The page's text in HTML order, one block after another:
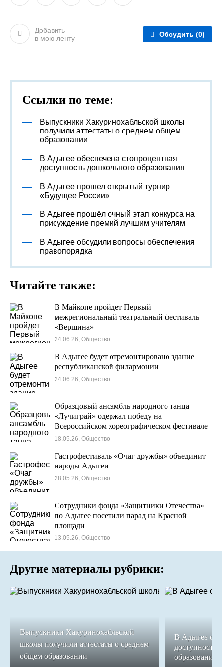
Добавить
в мою ленту
Обсудить (0)
Ссылки по теме:
Выпускники Хакуринохабльской школы
получили аттестаты о среднем общем
образовании
В Адыгее обеспечена стопроцентная
доступность дошкольного образования
В Адыгее прошел открытый турнир
«Будущее России»
В Адыгее прошёл очный этап конкурса на
присуждение премий лучшим учителям
В Адыгее обсудили вопросы обеспечения
правопорядка
Читайте также:
В Майкопе пройдет Первый
межрегиональный театральный фестиваль
«Вершина»
24.06.26, Общество
В Адыгее будет отремонтировано здание
республиканской филармонии
24.06.26, Общество
Образцовый ансамбль народного танца
«Лучиграй» одержал победу на
Всероссийском хореографическом фестивале
«Матушка Россия»
18.05.26, Общество
Гастрофестиваль «Очаг дружбы» объединит
народы Адыгеи
28.05.26, Общество
Сотрудники фонда «Защитники Отечества»
по Адыгее посетили парад на Красной
площади
13.05.26, Общество
Другие материалы рубрики:
Выпускники Хакуринохабльской
школы получили аттестаты о среднем
общем образовании
В Адыгее
доступность
образования